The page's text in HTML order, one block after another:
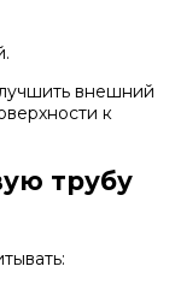
внешний
к
трубу